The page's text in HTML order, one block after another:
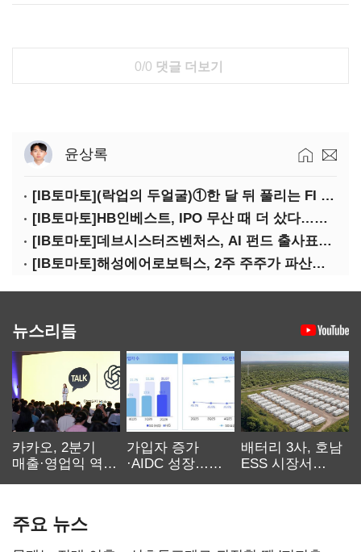
0/0 댓글 더보기
윤상록
[IB토마토](락업의 두얼굴)①한 달 뒤 풀리는 FI 물량…새내기주 오버행 경계
[IB토마토]HB인베스트, IPO 무산 때 더 샀다…마키나락스 투자 2.7배 회수
[IB토마토]데브시스터즈벤처스, AI 펀드 출사표…모회사 경영난 변수
[IB토마토]해성에어로보틱스, 2주 주주가 파산신청…200억 CB 분쟁 확산
뉴스리듬
카카오, 2분기
매출·영업익 역대
가입자 증가
·AIDC 성장…
배터리 3사, 호남
ESS 시장서
주요 뉴스